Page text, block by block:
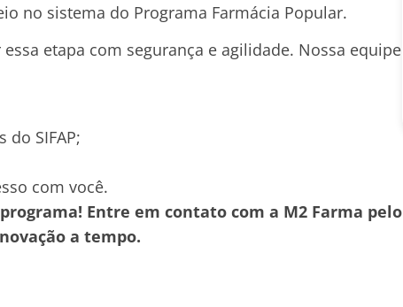
no sistema do Programa Farmácia Popular.
etapa com segurança e agilidade. Nossa equipe
SIFAP;
com você.
Entre em contato com a M2 Farma pelo
a tempo.